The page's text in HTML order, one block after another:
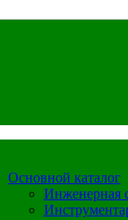
Основной каталог
Инженерная